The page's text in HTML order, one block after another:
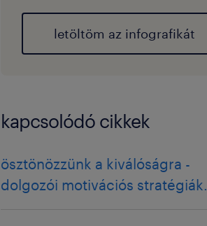
letöltöm az infografikát
kapcsolódó cikkek
ösztönözzünk a kiválóságra -
dolgozói motivációs stratégiák.